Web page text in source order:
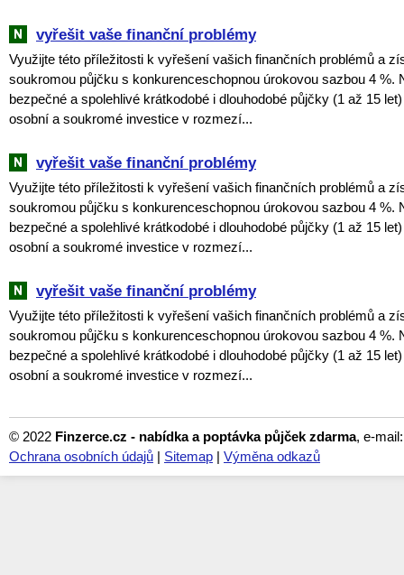
vyřešit vaše finanční problémy
Využijte této příležitosti k vyřešení vašich finančních problémů a
soukromou půjčku s konkurenceschopnou úrokovou sazbou 4 %.
bezpečné a spolehlivé krátkodobé i dlouhodobé půjčky (1 až 15
osobní a soukromé investice v rozmezí...
vyřešit vaše finanční problémy
Využijte této příležitosti k vyřešení vašich finančních problémů a
soukromou půjčku s konkurenceschopnou úrokovou sazbou 4 %.
bezpečné a spolehlivé krátkodobé i dlouhodobé půjčky (1 až 15
osobní a soukromé investice v rozmezí...
vyřešit vaše finanční problémy
Využijte této příležitosti k vyřešení vašich finančních problémů a
soukromou půjčku s konkurenceschopnou úrokovou sazbou 4 %.
bezpečné a spolehlivé krátkodobé i dlouhodobé půjčky (1 až 15
osobní a soukromé investice v rozmezí...
© 2022 Finzerce.cz - nabídka a poptávka půjček zdarma, e-
Ochrana osobních údajů | Sitemap | Výměna odkazů